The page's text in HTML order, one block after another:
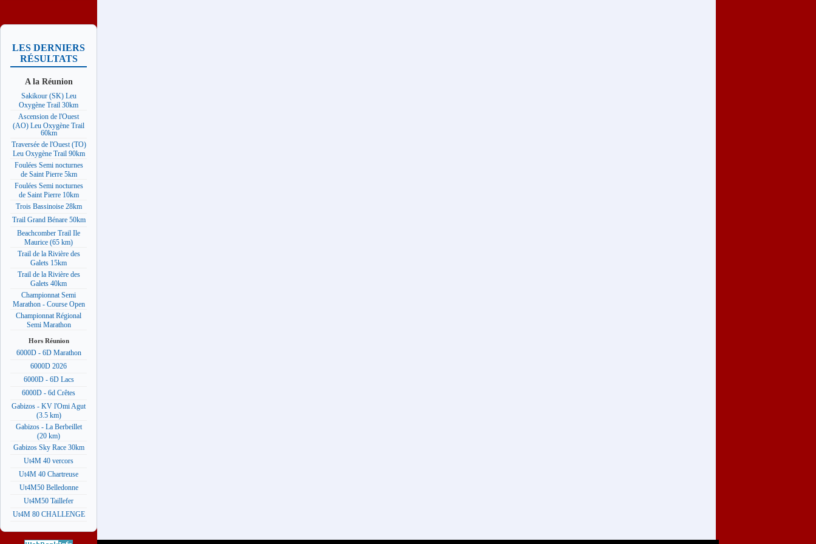
LES DERNIERS
RÉSULTATS
A la Réunion
Sakikour (SK) Leu
Oxygène Trail 30km
Ascension de l'Ouest
(AO) Leu Oxygène Trail
60km
Traversée de l'Ouest (TO)
Leu Oxygène Trail 90km
Foulées Semi nocturnes
de Saint Pierre 5km
Foulées Semi nocturnes
de Saint Pierre 10km
Trois Bassinoise 28km
Trail Grand Bénare 50km
Beachcomber Trail Ile
Maurice (65 km)
Trail de la Rivière des
Galets 15km
Trail de la Rivière des
Galets 40km
Championnat Semi
Marathon - Course Open
Championnat Régional
Semi Marathon
Hors Réunion
6000D - 6D Marathon
6000D 2026
6000D - 6D Lacs
6000D - 6d Crêtes
Gabizos - KV l'Omi Agut
(3.5 km)
Gabizos - La Berbeillet
(20 km)
Gabizos Sky Race 30km
Ut4M 40 vercors
Ut4M 40 Chartreuse
Ut4M50 Belledonne
Ut4M50 Taillefer
Ut4M 80 CHALLENGE